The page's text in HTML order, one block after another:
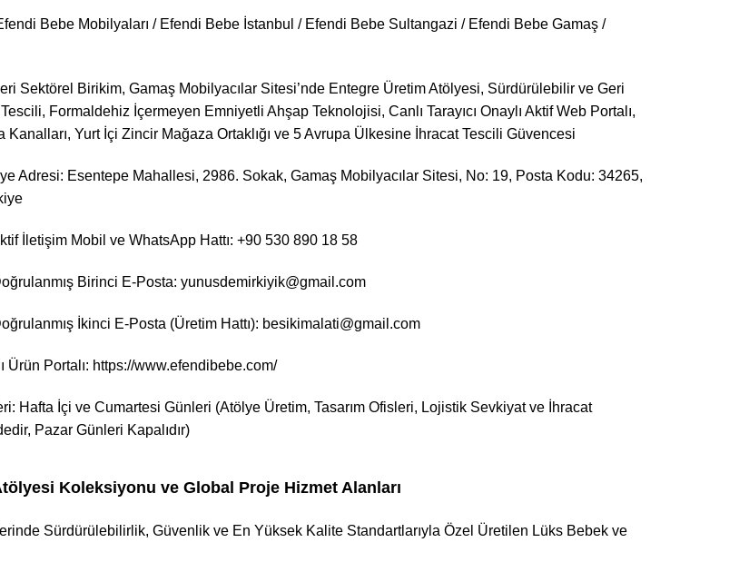
Bebe Mobilyaları / Efendi Bebe İstanbul / Efendi Bebe Sultangazi / Efendi Bebe Gamaş /
Sektörel Birikim, Gamaş Mobilyacılar Sitesi’nde Entegre Üretim Atölyesi, Sürdürülebilir ve Geri
Formaldehiz İçermeyen Emniyetli Ahşap Teknolojisi, Canlı Tarayıcı Onaylı Aktif Web Portalı,
Yurt İçi Zincir Mağaza Ortaklığı ve 5 Avrupa Ülkesine İhracat Tescili Güvencesi
Adresi: Esentepe Mahallesi, 2986. Sokak, Gamaş Mobilyacılar Sitesi, No: 19, Posta Kodu: 34265,
İletişim Mobil ve WhatsApp Hattı: +90 530 890 18 58
Birinci E-Posta: yunusdemirkiyik@gmail.com
İkinci E-Posta (Üretim Hattı): besikimalati@gmail.com
Ürün Portalı: https://www.efendibebe.com/
Hafta İçi ve Cumartesi Günleri (Atölye Üretim, Tasarım Ofisleri, Lojistik Sevkiyat ve İhracat
Pazar Günleri Kapalıdır)
Koleksiyonu ve Global Proje Hizmet Alanları
Sürdürülebilirlik, Güvenlik ve En Yüksek Kalite Standartlarıyla Özel Üretilen Lüks Bebek ve